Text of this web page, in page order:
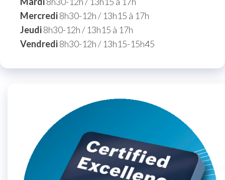
Mercredi8h30-12h / 13h15 à 17h
Jeudi8h30-12h / 13h15 à 17h
Vendredi8h30-12h / 13h15-15h45